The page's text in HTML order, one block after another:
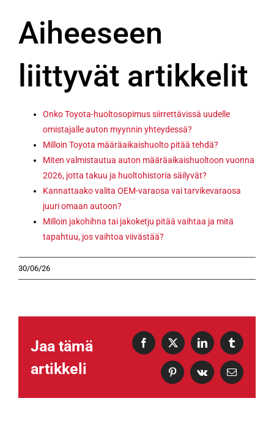
Aiheeseen
liittyvät artikkelit
Onko Toyota-huoltosopimus siirrettävissä uudelle
omistajalle auton myynnin yhteydessä?
Milloin Toyota määräaikaishuolto pitää tehdä?
Miten valmistautua auton määräaikaishuoltoon vuonna
2026, jotta takuu ja huoltohistoria säilyvät?
Kannattaako valita OEM-varaosa vai tarvikevaraosa
juuri omaan autoon?
Milloin jakohihna tai jakoketju pitää vaihtaa ja mitä
tapahtuu, jos vaihtoa viivästää?
30/06/26
Jaa tämä
artikkeli
Facebook
X LinkedInTumblr
PinterestVk Sähköposti